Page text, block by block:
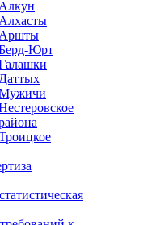
Аршты
Берд-Юрт
Мужичи